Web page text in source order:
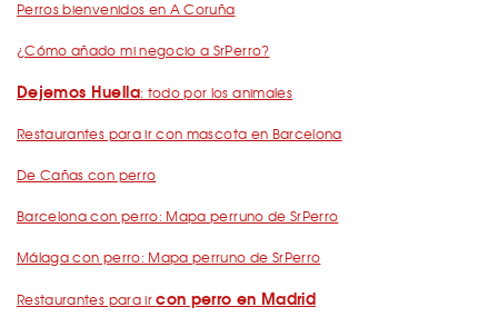
Perros bienvenidos en A Coruña
¿Cómo añado mi negocio a SrPerro?
Dejemos Huella: todo por los animales
Restaurantes para ir con mascota en Barcelona
De Cañas con perro
Barcelona con perro: Mapa perruno de SrPerro
Málaga con perro: Mapa perruno de SrPerro
Restaurantes para ircon perro en Madrid